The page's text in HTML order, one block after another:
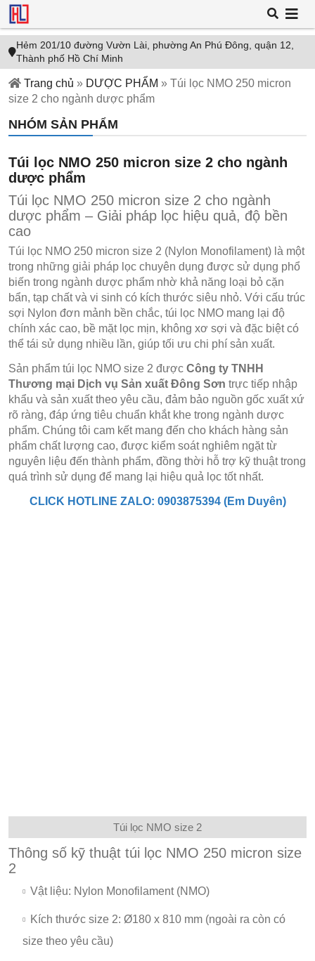
Hẻm 201/10 đường Vườn Lài, phường An Phú Đông, quận 12,
Thành phố Hồ Chí Minh
Trang chủ » DƯỢC PHẨM » Túi lọc NMO 250 micron
size 2 cho ngành dược phẩm
NHÓM SẢN PHẨM
Túi lọc NMO 250 micron size 2 cho ngành
dược phẩm
Túi lọc NMO 250 micron size 2 cho ngành
dược phẩm – Giải pháp lọc hiệu quả, độ bền
cao
Túi lọc NMO 250 micron size 2 (Nylon Monofilament) là một
trong những giải pháp lọc chuyên dụng được sử dụng phổ
biến trong ngành dược phẩm nhờ khả năng loại bỏ cặn
bẩn, tạp chất và vi sinh có kích thước siêu nhỏ. Với cấu trúc
sợi Nylon đơn mảnh bền chắc, túi lọc NMO mang lại độ
chính xác cao, bề mặt lọc mịn, không xơ sợi và đặc biệt có
thể tái sử dụng nhiều lần, giúp tối ưu chi phí sản xuất.
Sản phẩm túi lọc NMO size 2 được Công ty TNHH
Thương mại Dịch vụ Sản xuất Đông Sơn trực tiếp nhập
khẩu và sản xuất theo yêu cầu, đảm bảo nguồn gốc xuất xứ
rõ ràng, đáp ứng tiêu chuẩn khắt khe trong ngành dược
phẩm. Chúng tôi cam kết mang đến cho khách hàng sản
phẩm chất lượng cao, được kiểm soát nghiêm ngặt từ
nguyên liệu đến thành phẩm, đồng thời hỗ trợ kỹ thuật trong
quá trình sử dụng để mang lại hiệu quả lọc tốt nhất.
CLICK HOTLINE ZALO: 0903875394 (Em Duyên)
Túi lọc NMO size 2
Thông số kỹ thuật túi lọc NMO 250 micron size
2
Vật liệu: Nylon Monofilament (NMO)
Kích thước size 2: Ø180 x 810 mm (ngoài ra còn có
size theo yêu cầu)